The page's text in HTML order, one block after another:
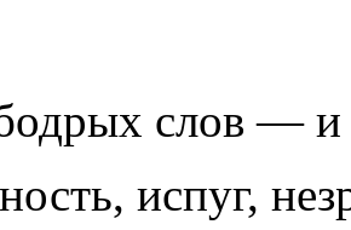
слов — и
испуг,